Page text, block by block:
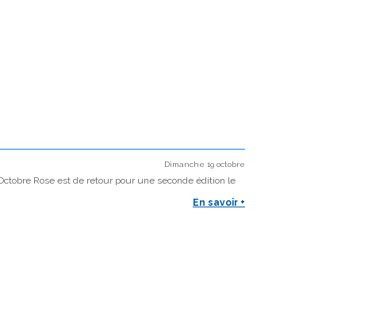
Dimanche 19 octobre
Rose est de retour pour une seconde édition le
En savoir +